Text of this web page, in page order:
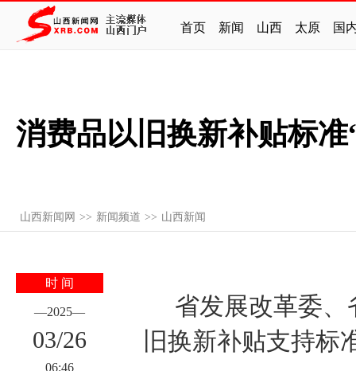
首页 新闻 山西 太原 国
消费品以旧换新补贴标准
山西新闻网 >> 新闻频道 >> 山西新闻
时 间
—2025—
03/26
06:46
省发展改革委、
旧换新补贴支持标